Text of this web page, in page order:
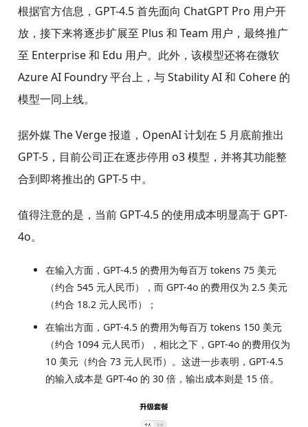
根据官方信息，GPT-4.5 首先面向 ChatGPT Pro 用户开
放，接下来将逐步扩展至 Plus 和 Team 用户，最终推广
至 Enterprise 和 Edu 用户。此外，该模型还将在微软
Azure AI Foundry 平台上，与 Stability AI 和 Cohere 的
模型一同上线。
据外媒 The Verge 报道，OpenAI 计划在 5 月底前推出
GPT-5，目前公司正在逐步停用 o3 模型，并将其功能整
合到即将推出的 GPT-5 中。
值得注意的是，当前 GPT-4.5 的使用成本明显高于 GPT-
4o。
在输入方面，GPT-4.5 的费用为每百万 tokens 75 美元
（约合 545 元人民币），而 GPT-4o 的费用仅为 2.5 美元
（约合 18.2 元人民币）；
在输出方面，GPT-4.5 的费用为每百万 tokens 150 美元
（约合 1094 元人民币），相比之下，GPT-4o 的费用仅为
10 美元（约合 73 元人民币）。这进一步表明，GPT-4.5
的输入成本是 GPT-4o 的 30 倍，输出成本则是 15 倍。